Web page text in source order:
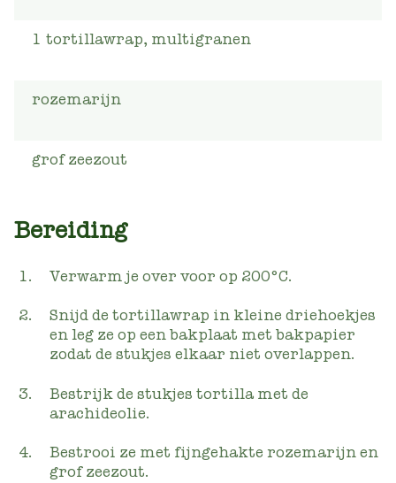
1 tortillawrap, multigranen
rozemarijn
grof zeezout
Bereiding
Verwarm je over voor op 200°C.
Snijd de tortillawrap in kleine driehoekjes
en leg ze op een bakplaat met bakpapier
zodat de stukjes elkaar niet overlappen.
Bestrijk de stukjes tortilla met de
arachideolie.
Bestrooi ze met fijngehakte rozemarijn en
grof zeezout.